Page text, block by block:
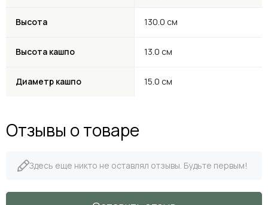
Высота 130.0 см
Высота кашпо 13.0 см
Диаметр кашпо 15.0 см
Отзывы о товаре
Здесь еще никто не оставлял отзывы. Будьте первым!